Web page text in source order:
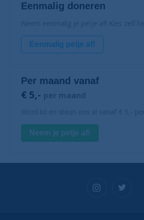
Eenmalig doneren
Neem eenmalig je petje af! Kies zelf
Eenmalig petje af!
Per maand vanaf
€ 5,- per maand
Word lid en steun ons al vanaf € 5,-
Neem je petje af!